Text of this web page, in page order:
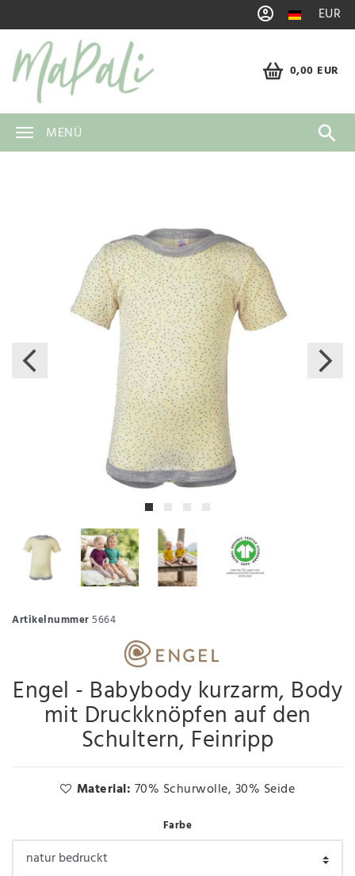
EUR
0,00 EUR
MENÜ
Artikelnummer5664
Engel - Babybody kurzarm, Body
mit Druckknöpfen auf den
Schultern, Feinripp
Material: 70% Schurwolle, 30% Seide
Farbe